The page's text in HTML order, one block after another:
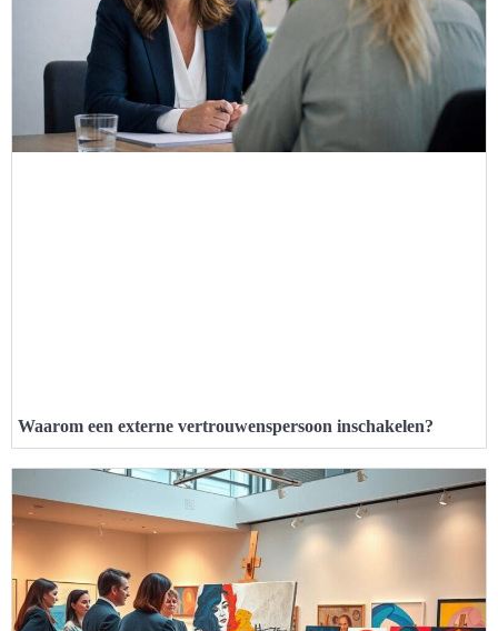
Waarom een externe vertrouwenspersoon inschakelen?